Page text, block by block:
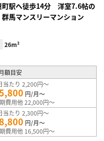
町駅へ徒歩14分 洋室7.6帖の
馬マンスリーマンション
26m²
額目安
当たり 2,200円～
円/月～
費用他 22,000円～
当たり 2,300円～
円/月～
費用他 16,500円～